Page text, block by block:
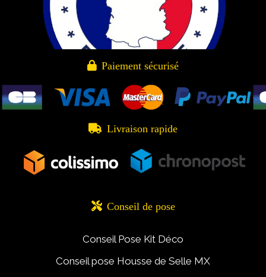
 Paiement sécurisé
 Livraison rapide
 Conseil de pose
Conseil Pose Kit Déco
Conseil pose Housse de Selle MX